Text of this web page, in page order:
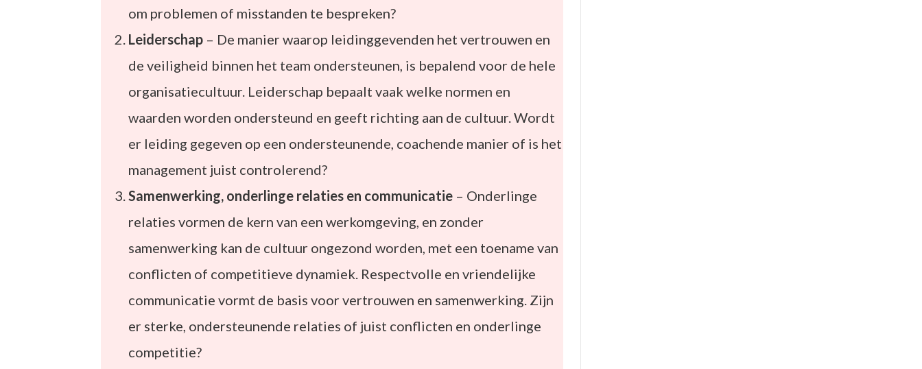
om problemen of misstanden te bespreken?
Leiderschap – De manier waarop leidinggevenden het vertrouwen en
de veiligheid binnen het team ondersteunen, is bepalend voor de hele
organisatiecultuur. Leiderschap bepaalt vaak welke normen en
waarden worden ondersteund en geeft richting aan de cultuur. Wordt
er leiding gegeven op een ondersteunende, coachende manier of is het
management juist controlerend?
Samenwerking, onderlinge relaties en communicatie – Onderlinge
relaties vormen de kern van een werkomgeving, en zonder
samenwerking kan de cultuur ongezond worden, met een toename van
conflicten of competitieve dynamiek. Respectvolle en vriendelijke
communicatie vormt de basis voor vertrouwen en samenwerking. Zijn
er sterke, ondersteunende relaties of juist conflicten en onderlinge
competitie?